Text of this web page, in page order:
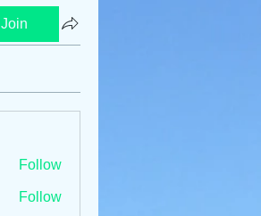
Join
Follow
Follow